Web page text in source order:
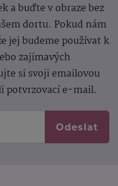
a buďte v obraze bez
dortu. Pokud nám
jej budeme používat k
zajímavých
si svoji emailovou
potvrzovací e-mail.
Odeslat